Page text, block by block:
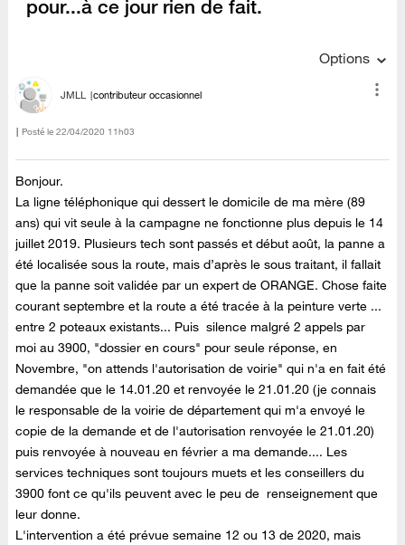
pour...à ce jour rien de fait.
Options
JMLL contributeur occasionnel
Posté le ‎22/04/2020 11h03
Bonjour.
La ligne téléphonique qui dessert le domicile de ma mère (89
ans) qui vit seule à la campagne ne fonctionne plus depuis le 14
juillet 2019. Plusieurs tech sont passés et début août, la panne a
été localisée sous la route, mais d’après le sous traitant, il fallait
que la panne soit validée par un expert de ORANGE. Chose faite
courant septembre et la route a été tracée à la peinture verte ...
entre 2 poteaux existants... Puis silence malgré 2 appels par
moi au 3900, "dossier en cours" pour seule réponse, en
Novembre, "on attends l'autorisation de voirie" qui n'a en fait été
demandée que le 14.01.20 et renvoyée le 21.01.20 (je connais
le responsable de la voirie de département qui m'a envoyé le
copie de la demande et de l'autorisation renvoyée le 21.01.20)
puis renvoyée à nouveau en février a ma demande.... Les
services techniques sont toujours muets et les conseillers du
3900 font ce qu'ils peuvent avec le peu de renseignement que
leur donne.
L'intervention a été prévue semaine 12 ou 13 de 2020, mais